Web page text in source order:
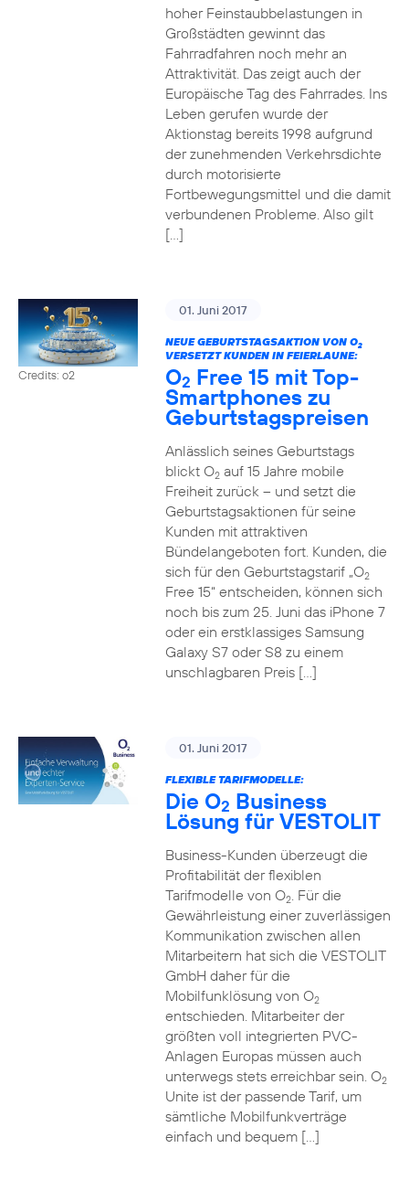
hoher Feinstaubbelastungen in
Großstädten gewinnt das
Fahrradfahren noch mehr an
Attraktivität. Das zeigt auch der
Europäische Tag des Fahrrades. Ins
Leben gerufen wurde der
Aktionstag bereits 1998 aufgrund
der zunehmenden Verkehrsdichte
durch motorisierte
Fortbewegungsmittel und die damit
verbundenen Probleme. Also gilt
[…]
Credits: o2
01. Juni 2017
NEUE GEBURTSTAGSAKTION VON O2
VERSETZT KUNDEN IN FEIERLAUNE:
O2 Free 15 mit Top-
Smartphones zu
Geburtstagspreisen
Anlässlich seines Geburtstags
blickt O2auf 15 Jahre mobile
Freiheit zurück – und setzt die
Geburtstagsaktionen für seine
Kunden mit attraktiven
Bündelangeboten fort. Kunden, die
sich für den Geburtstagstarif „O2
Free 15“ entscheiden, können sich
noch bis zum 25. Juni das iPhone 7
oder ein erstklassiges Samsung
Galaxy S7 oder S8 zu einem
unschlagbaren Preis […]
01. Juni 2017
FLEXIBLE TARIFMODELLE:
Die O2 Business
Lösung für VESTOLIT
Business-Kunden überzeugt die
Profitabilität der flexiblen
Tarifmodelle von O2. Für die
Gewährleistung einer zuverlässigen
Kommunikation zwischen allen
Mitarbeitern hat sich die VESTOLIT
GmbH daher für die
Mobilfunklösung von O2
entschieden. Mitarbeiter der
größten voll integrierten PVC-
Anlagen Europas müssen auch
unterwegs stets erreichbar sein. O2
Unite ist der passende Tarif, um
sämtliche Mobilfunkverträge
einfach und bequem […]